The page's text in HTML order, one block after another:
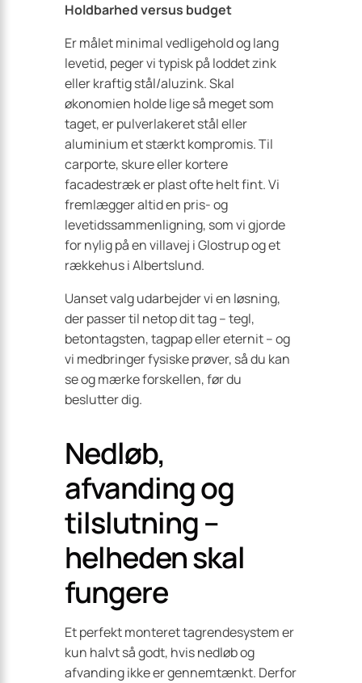
Holdbarhed versus budget
Er målet minimal vedligehold og lang
levetid, peger vi typisk på loddet zink
eller kraftig stål/aluzink. Skal
økonomien holde lige så meget som
taget, er pulverlakeret stål eller
aluminium et stærkt kompromis. Til
carporte, skure eller kortere
facadestræk er plast ofte helt fint. Vi
fremlægger altid en pris- og
levetidssammenligning, som vi gjorde
for nylig på en villavej i Glostrup og et
rækkehus i Albertslund.
Uanset valg udarbejder vi en løsning,
der passer til netop dit tag – tegl,
betontagsten, tagpap eller eternit – og
vi medbringer fysiske prøver, så du kan
se og mærke forskellen, før du
beslutter dig.
Nedløb,
afvanding og
tilslutning –
helheden skal
fungere
Et perfekt monteret tagrendesystem er
kun halvt så godt, hvis nedløb og
afvanding ikke er gennemtænkt. Derfor